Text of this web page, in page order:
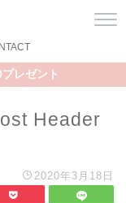
レゼント
Header
2020年3月18日